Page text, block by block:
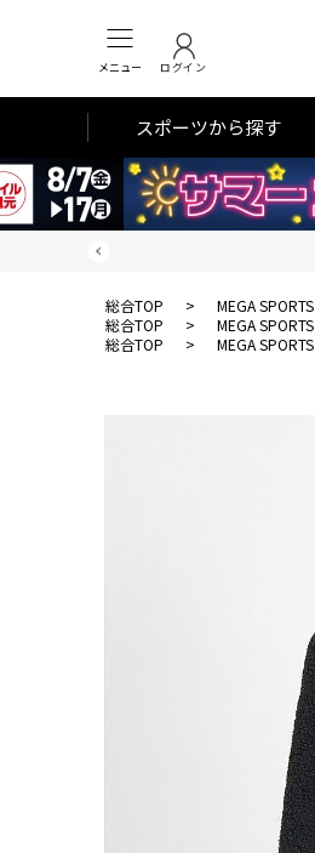
メニュー ログイン
スポーツから探す
総合TOP > MEGA SPORTS
総合TOP
> MEGA SPORTS
総合TOP
> MEGA SPORTS